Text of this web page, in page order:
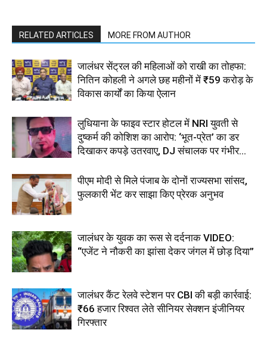
RELATED ARTICLES MORE FROM AUTHOR
जालंधर सेंट्रल की महिलाओं को राखी का तोहफा:
नितिन कोहली ने अगले छह महीनों में ₹59 करोड़ के
विकास कार्यों का किया ऐलान
लुधियाना के फाइव स्टार होटल में NRI युवती से
दुष्कर्म की कोशिश का आरोप: ‘भूत-प्रेत’ का डर
दिखाकर कपड़े उतरवाए, DJ संचालक पर गंभीर...
पीएम मोदी से मिले पंजाब के दोनों राज्यसभा सांसद,
फुलकारी भेंट कर साझा किए प्रेरक अनुभव
जालंधर के युवक का रूस से दर्दनाक VIDEO:
“एजेंट ने नौकरी का झांसा देकर जंगल में छोड़ दिया”
जालंधर कैंट रेलवे स्टेशन पर CBI की बड़ी कार्रवाई:
₹66 हजार रिश्वत लेते सीनियर सेक्शन इंजीनियर
गिरफ्तार